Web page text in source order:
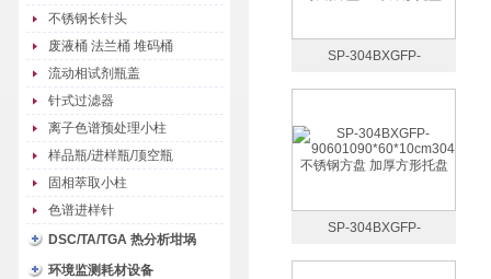
不锈钢长针头
废液桶 法兰桶 堆码桶
流动相试剂瓶盖
针式过滤器
离子色谱预处理小柱
样品瓶/进样瓶/顶空瓶
固相萃取小柱
色谱进样针
DSC/TA/TGA 热分析坩埚
环境监测耗材设备
SP-304BXGFP-
8050780*50*7cm304不锈
SP-304BXGFP-
90601090*60*10cm304不